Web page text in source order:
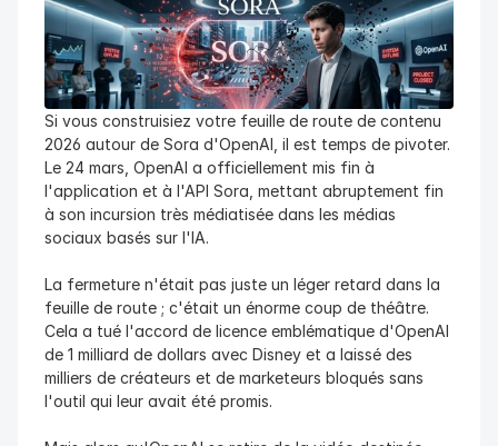
Si vous construisiez votre feuille de route de contenu
2026 autour de Sora d'OpenAI, il est temps de pivoter.
Le 24 mars, OpenAI a officiellement mis fin à
l'application et à l'API Sora, mettant abruptement fin
à son incursion très médiatisée dans les médias
sociaux basés sur l'IA.
La fermeture n'était pas juste un léger retard dans la
feuille de route ; c'était un énorme coup de théâtre.
Cela a tué l'accord de licence emblématique d'OpenAI
de 1 milliard de dollars avec Disney et a laissé des
milliers de créateurs et de marketeurs bloqués sans
l'outil qui leur avait été promis.